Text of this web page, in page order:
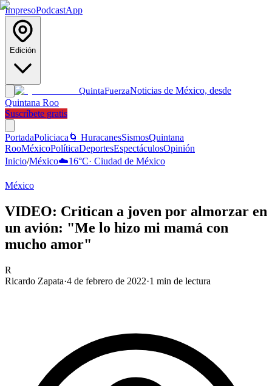
ImpresoPodcastApp
Edición
QuintaFuerzaNoticias de México, desde
Quintana Roo
Suscríbete gratis
PortadaPoliciaca 🌀 HuracanesSismosQuintana
RooMéxicoPolíticaDeportesEspectáculosOpinión
Inicio/México☁️16°C· Ciudad de México
México
VIDEO: Critican a joven por almorzar en
un avión: "Me lo hizo mi mamá con
mucho amor"
R
Ricardo Zapata·4 de febrero de 2022·1 min de lectura